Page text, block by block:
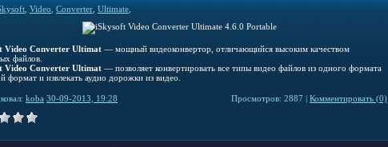
Video Converter Ultimate
Video Converter Ultimat — мощный видеоконвертор, отличающийся высоким качеством
файлов.
Video Converter Ultimat — позволяет конвертировать все типы видео файлов из одного формата
формат и извлекать аудио дорожки из видео.
koba 30-09-2013, 19:28 Просмотров: 2887 | Комментировать (0)